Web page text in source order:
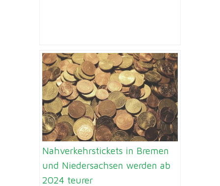
Nahverkehrstickets in Bremen
und Niedersachsen werden ab
2024 teurer